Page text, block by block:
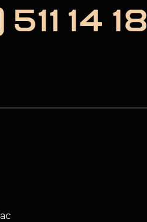
14 18